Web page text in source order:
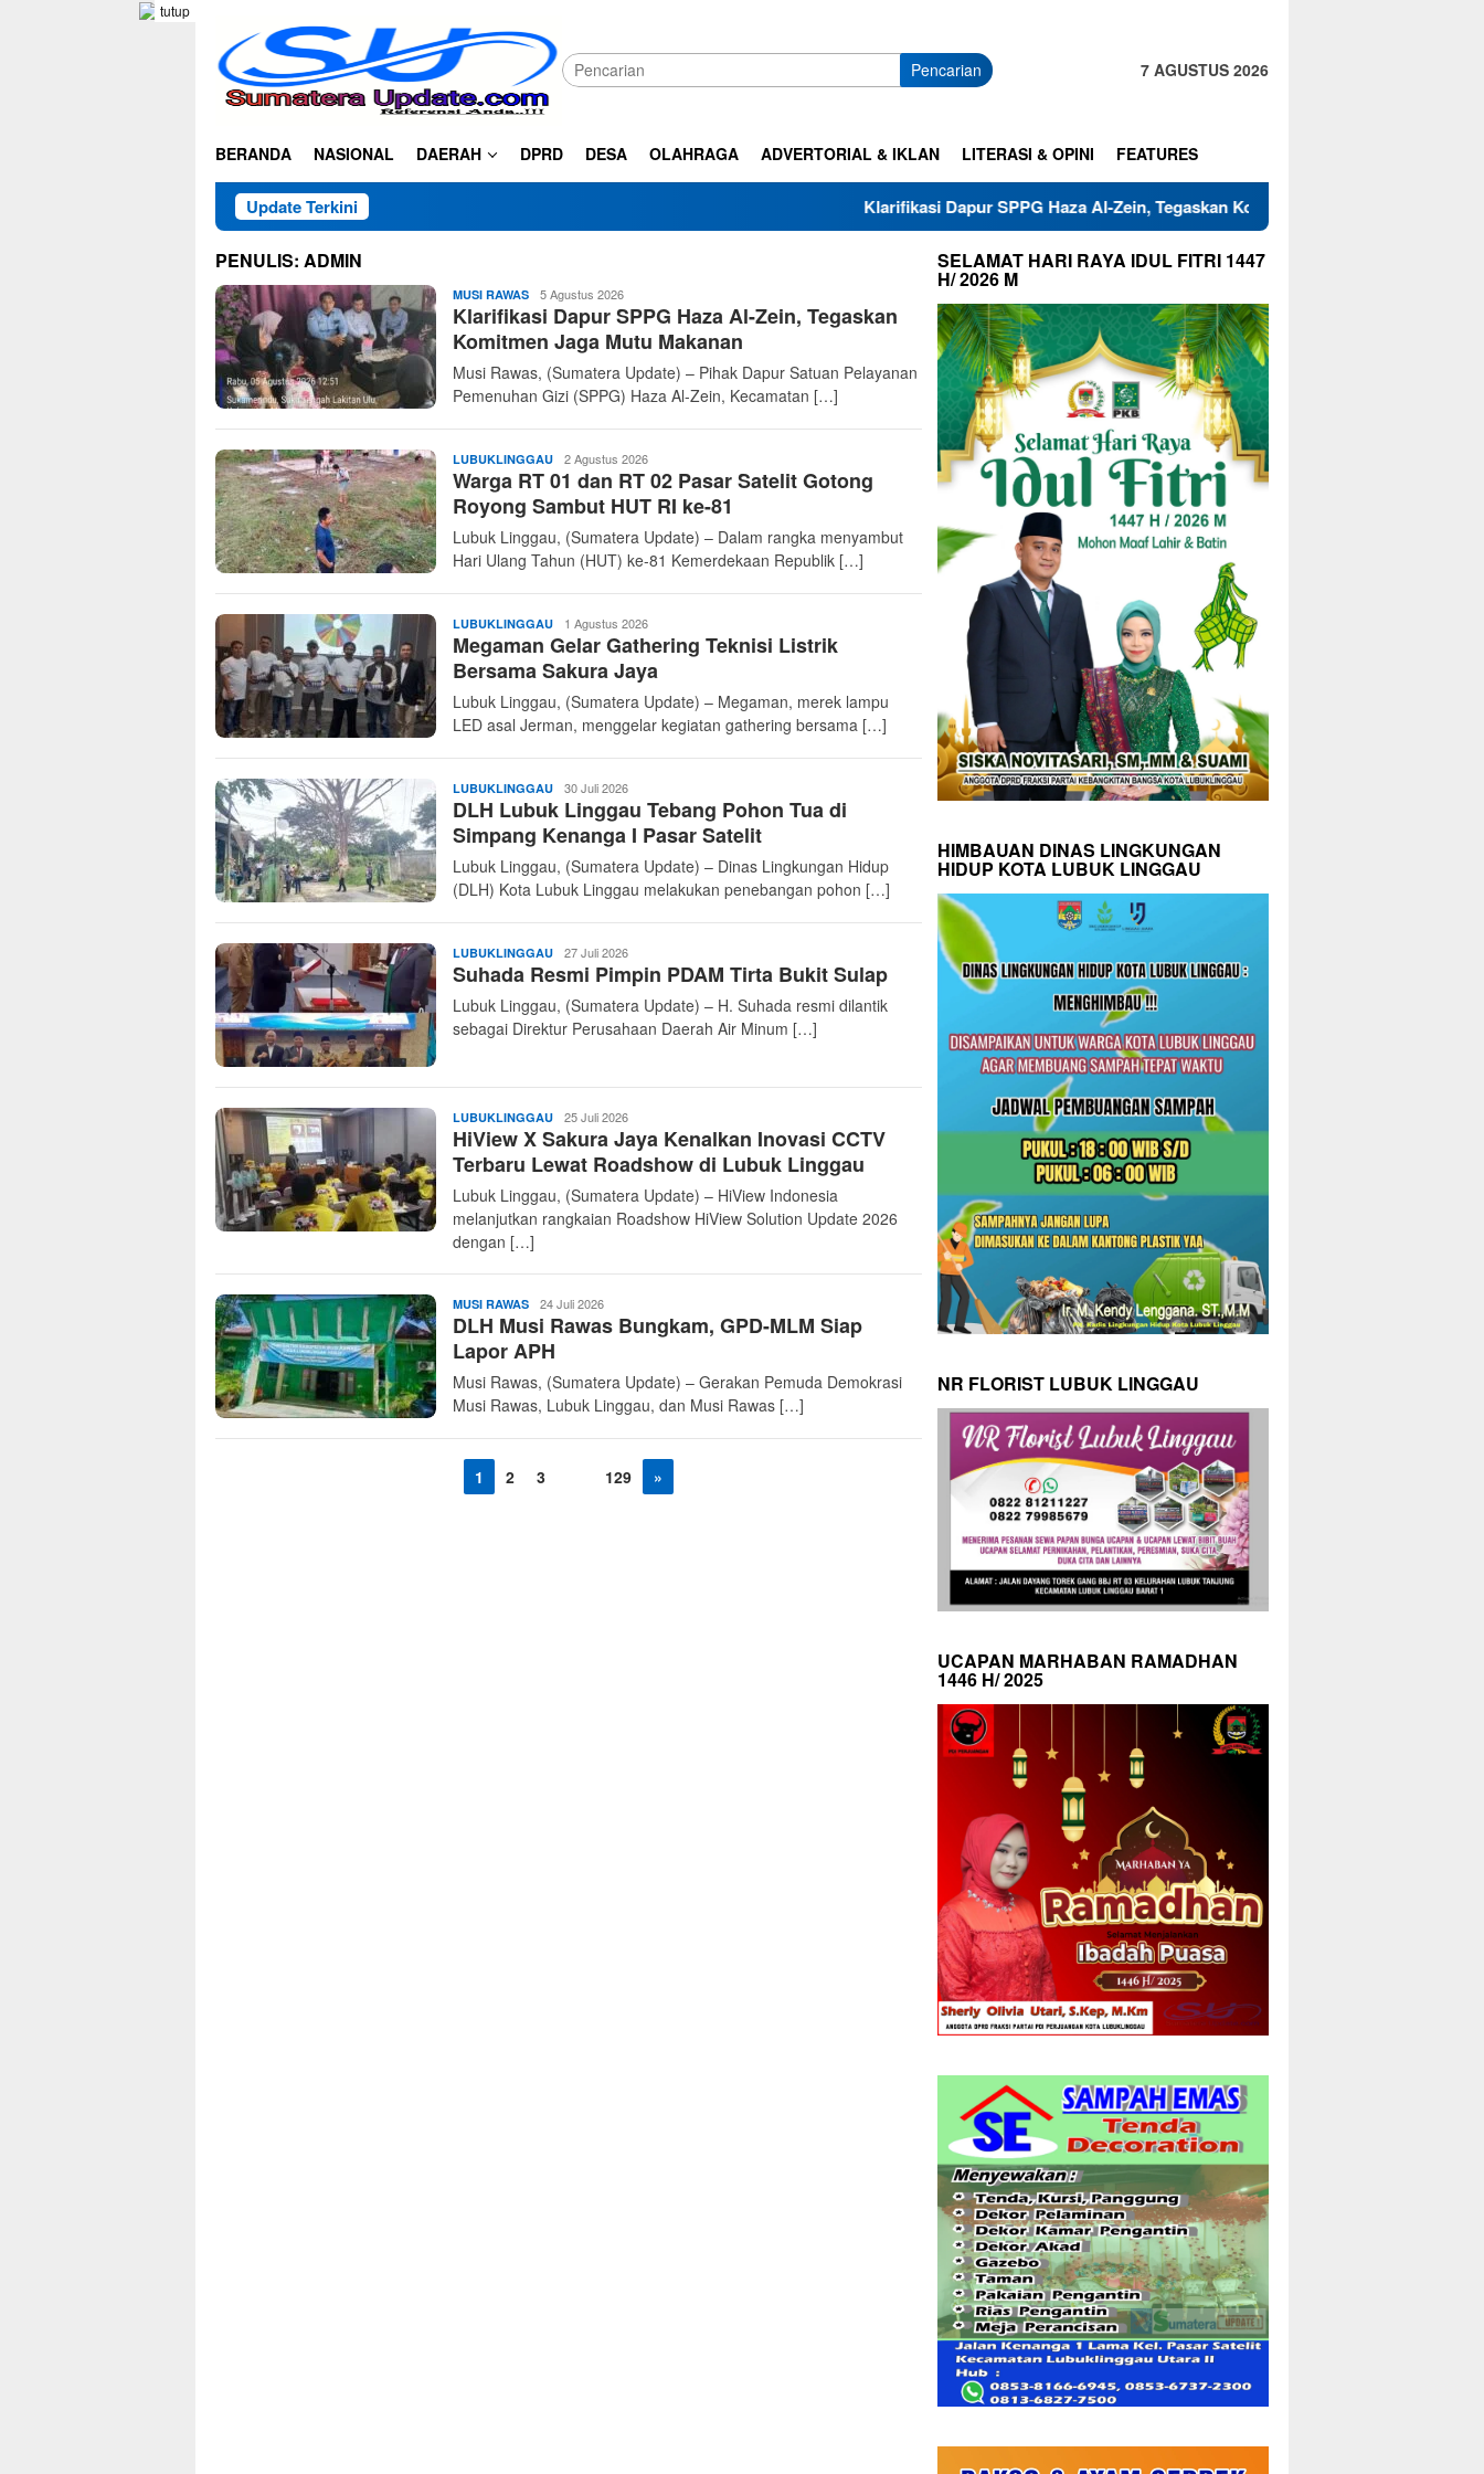
konten
tutup
Pencarian 7 AGUSTUS 2026
BERANDA NASIONAL DAERAH DPRD DESA OLAHRAGA ADVERTORIAL & IKLAN LITERASI & OPINI FEATURES
Update Terkini Klarifikasi Dapur SPPG Haza Al-Zein, Tegaskan Komitmen Jaga Mutu Makanan
PENULIS: ADMIN
MUSI RAWASadmin
5 Agustus 2026
Klarifikasi Dapur SPPG Haza Al-Zein, Tegaskan
Komitmen Jaga Mutu Makanan
Musi Rawas, (Sumatera Update) – Pihak Dapur Satuan Pelayanan
Pemenuhan Gizi (SPPG) Haza Al-Zein, Kecamatan […]
LUBUKLINGGAUadmin
2 Agustus 2026
Warga RT 01 dan RT 02 Pasar Satelit Gotong
Royong Sambut HUT RI ke-81
Lubuk Linggau, (Sumatera Update) – Dalam rangka menyambut
Hari Ulang Tahun (HUT) ke-81 Kemerdekaan Republik […]
LUBUKLINGGAUadmin
1 Agustus 2026
Megaman Gelar Gathering Teknisi Listrik
Bersama Sakura Jaya
Lubuk Linggau, (Sumatera Update) – Megaman, merek lampu
LED asal Jerman, menggelar kegiatan gathering bersama […]
LUBUKLINGGAUadmin
30 Juli 2026
DLH Lubuk Linggau Tebang Pohon Tua di
Simpang Kenanga I Pasar Satelit
Lubuk Linggau, (Sumatera Update) – Dinas Lingkungan Hidup
(DLH) Kota Lubuk Linggau melakukan penebangan pohon […]
LUBUKLINGGAUadmin
27 Juli 2026
Suhada Resmi Pimpin PDAM Tirta Bukit Sulap
Lubuk Linggau, (Sumatera Update) – H. Suhada resmi dilantik
sebagai Direktur Perusahaan Daerah Air Minum […]
LUBUKLINGGAUadmin
25 Juli 2026
HiView X Sakura Jaya Kenalkan Inovasi CCTV
Terbaru Lewat Roadshow di Lubuk Linggau
Lubuk Linggau, (Sumatera Update) – HiView Indonesia
melanjutkan rangkaian Roadshow HiView Solution Update 2026
dengan […]
MUSI RAWASadmin
24 Juli 2026
DLH Musi Rawas Bungkam, GPD-MLM Siap
Lapor APH
Musi Rawas, (Sumatera Update) – Gerakan Pemuda Demokrasi
Musi Rawas, Lubuk Linggau, dan Musi Rawas […]
1 2 3 129 »
SELAMAT HARI RAYA IDUL FITRI 1447
H/ 2026 M
HIMBAUAN DINAS LINGKUNGAN
HIDUP KOTA LUBUK LINGGAU
NR FLORIST LUBUK LINGGAU
UCAPAN MARHABAN RAMADHAN
1446 H/ 2025